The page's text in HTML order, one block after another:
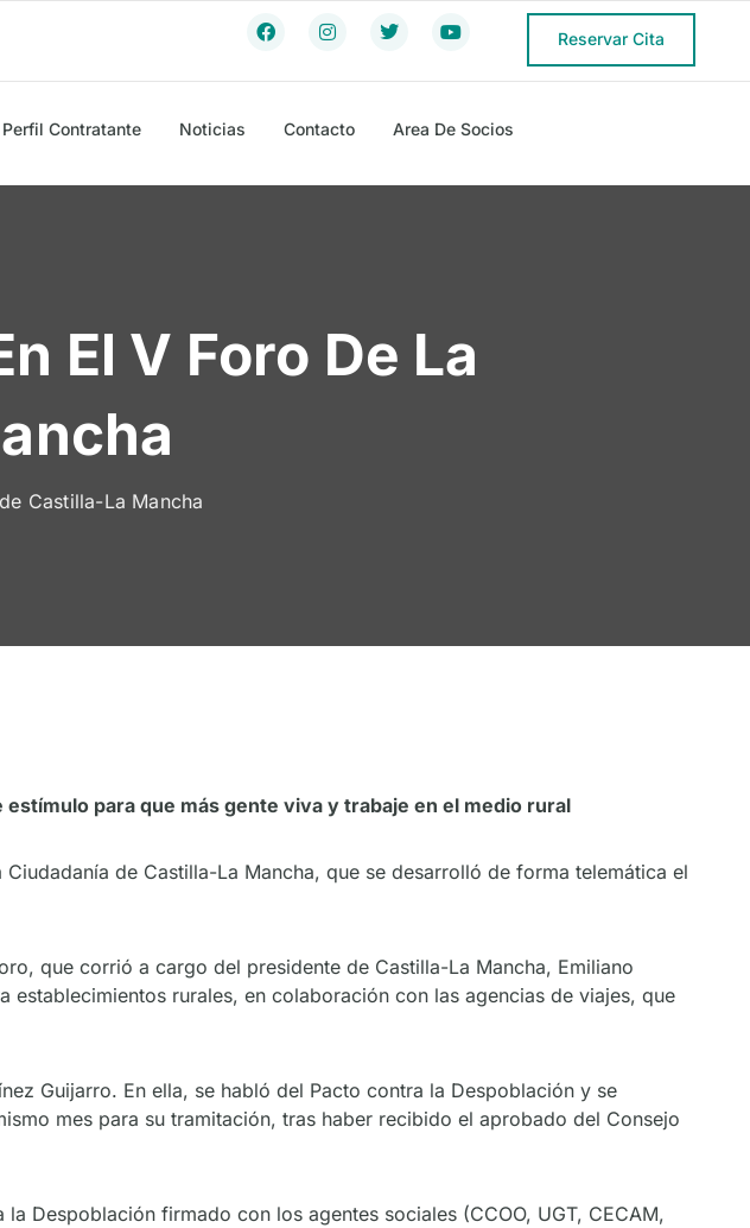
Reservar Cita
Perfil Contratante Noticias Contacto Area De Socios
El V Foro De La
Castilla-La Mancha
para que más gente viva y trabaje en el medio rural
de Castilla-La Mancha, que se desarrolló de forma telemática el
que corrió a cargo del presidente de Castilla-La Mancha, Emiliano
rurales, en colaboración con las agencias de viajes, que
Guijarro. En ella, se habló del Pacto contra la Despoblación y se
mes para su tramitación, tras haber recibido el aprobado del Consejo
Despoblación firmado con los agentes sociales (CCOO, UGT, CECAM,